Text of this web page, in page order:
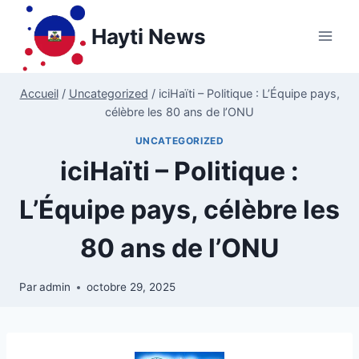
Aller
contenu
Hayti News
Accueil / Uncategorized / iciHaïti – Politique : L’Équipe pays,
célèbre les 80 ans de l’ONU
UNCATEGORIZED
iciHaïti – Politique :
L’Équipe pays, célèbre les
80 ans de l’ONU
Paradmin octobre 29, 2025